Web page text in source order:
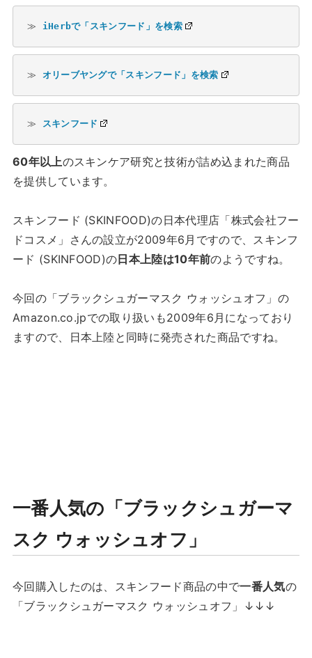
≫ iHerbで「スキンフード」を検索
≫ オリーブヤングで「スキンフード」を検索
≫ スキンフード
60年以上のスキンケア研究と技術が詰め込まれた商品
を提供しています。
スキンフード (SKINFOOD)の日本代理店「株式会社フー
ドコスメ」さんの設立が2009年6月ですので、スキンフ
ード (SKINFOOD)の日本上陸は10年前のようですね。
今回の「ブラックシュガーマスク ウォッシュオフ」の
Amazon.co.jpでの取り扱いも2009年6月になっており
ますので、日本上陸と同時に発売された商品ですね。
一番人気の「ブラックシュガーマ
スク ウォッシュオフ」
今回購入したのは、スキンフード商品の中で一番人気の
「ブラックシュガーマスク ウォッシュオフ」↓↓↓